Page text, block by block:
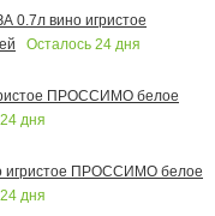
вино игристое
Осталось 24 дня
ПРОССИМО белое
24 дня
ПРОССИМО белое
24 дня